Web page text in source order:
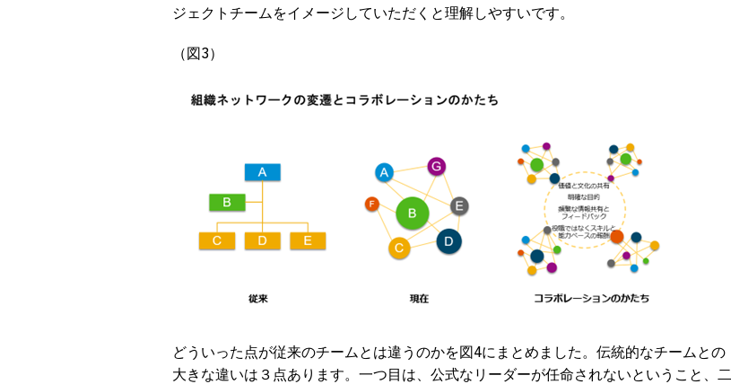
ジェクトチームをイメージしていただくと理解しやすいです。
（図3）
どういった点が従来のチームとは違うのかを図4にまとめました。伝統的なチームとの
大きな違いは３点あります。一つ目は、公式なリーダーが任命されないということ、二